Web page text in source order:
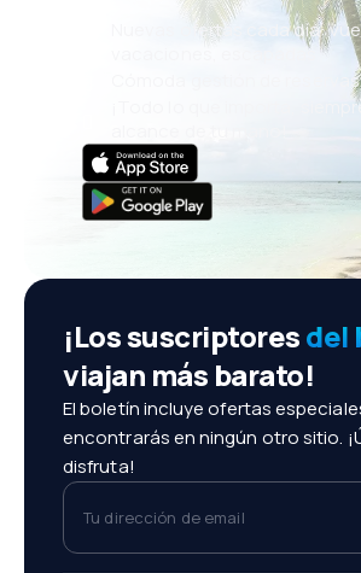
Nuevas ofertas cada día:
vacaciones, escapadas
Cómoda gestión de reservas
¡Todo lo que importa,
¡Los suscriptoresdel
viajan más barato!
El boletín incluye ofertas
encontrarás en ningún otro sitio.
disfruta!
Tu dirección de email